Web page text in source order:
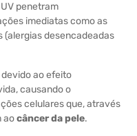
penetram
imediatas como as
(alergias desencadeadas
ao efeito
causando o
celulares que, através
aocâncer da pele.